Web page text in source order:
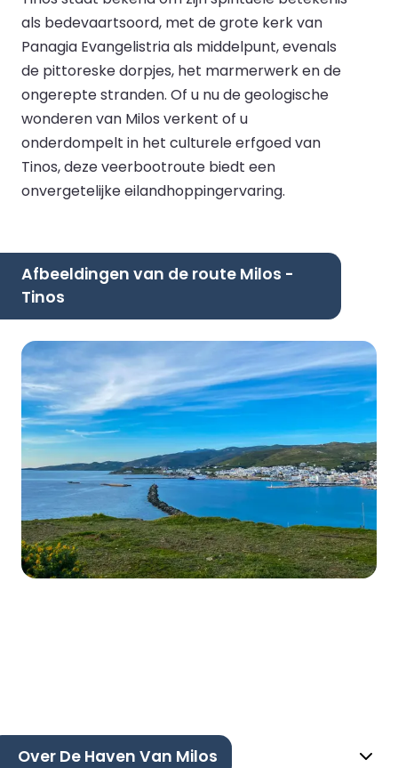
als bedevaartsoord, met de grote kerk van
Panagia Evangelistria als middelpunt, evenals
de pittoreske dorpjes, het marmerwerk en de
ongerepte stranden. Of u nu de geologische
wonderen van Milos verkent of u
onderdompelt in het culturele erfgoed van
Tinos, deze veerbootroute biedt een
onvergetelijke eilandhoppingervaring.
Afbeeldingen van de route Milos -
Tinos
Over De Haven Van Milos